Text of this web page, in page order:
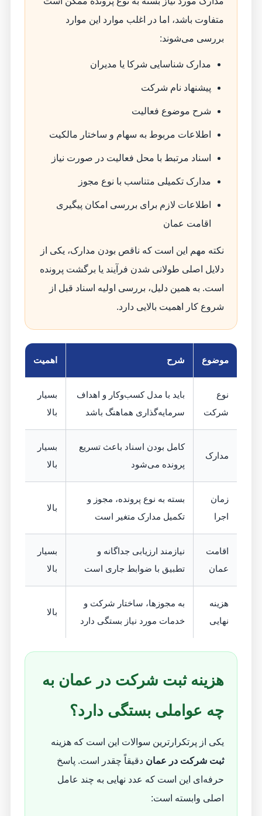
متفاوت باشد، اما در اغلب موارد این موارد
بررسی می‌شوند:
مدارک شناسایی شرکا یا مدیران
پیشنهاد نام شرکت
شرح موضوع فعالیت
اطلاعات مربوط به سهام و ساختار مالکیت
اسناد مرتبط با محل فعالیت در صورت نیاز
مدارک تکمیلی متناسب با نوع مجوز
اطلاعات لازم برای بررسی امکان پیگیری
اقامت عمان
نکته مهم این است که ناقص بودن مدارک، یکی از
دلایل اصلی طولانی شدن فرآیند یا برگشت پرونده
است. به همین دلیل، بررسی اولیه اسناد قبل از
شروع کار اهمیت بالایی دارد.
موضوع شرح اهمیت
نوع
شرکت
باید با مدل کسب‌وکار و اهداف
سرمایه‌گذاری هماهنگ باشد
بسیار
بالا
مدارک
کامل بودن اسناد باعث تسریع
پرونده می‌شود
بسیار
بالا
زمان
اجرا
بسته به نوع پرونده، مجوز و
تکمیل مدارک متغیر است
بالا
اقامت
عمان
نیازمند ارزیابی جداگانه و
تطبیق با ضوابط جاری است
بسیار
بالا
هزینه
نهایی
به مجوزها، ساختار شرکت و
خدمات مورد نیاز بستگی دارد
بالا
هزینه ثبت شرکت در عمان به
چه عواملی بستگی دارد؟
یکی از پرتکرارترین سوالات این است که هزینه
ثبت شرکت در عمان دقیقاً چقدر است. پاسخ
حرفه‌ای این است که عدد نهایی به چند عامل
اصلی وابسته است: